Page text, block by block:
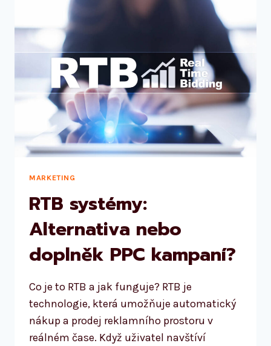
MARKETING
RTB systémy:
Alternativa nebo
doplněk PPC kampaní?
Co je to RTB a jak funguje? RTB je
technologie, která umožňuje automatický
nákup a prodej reklamního prostoru v
reálném čase. Když uživatel navštíví